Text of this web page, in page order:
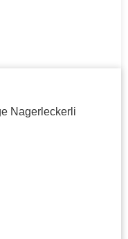
Nagerleckerli